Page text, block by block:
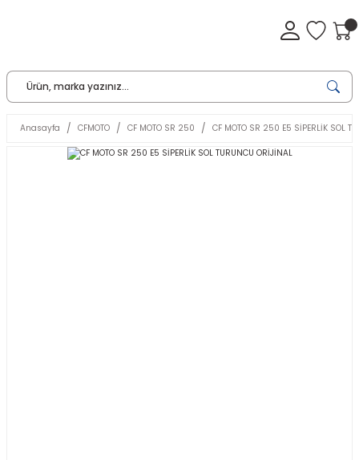
Anasayfa CFMOTO CF MOTO SR 250 CF MOTO SR 250 E5 SİPERLİK SOL